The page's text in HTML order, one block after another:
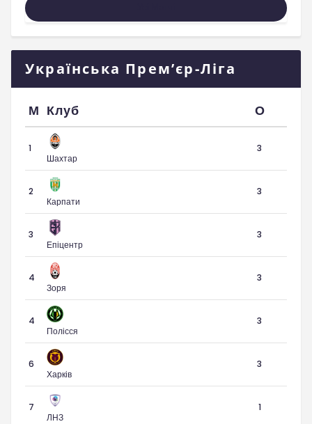
Українська Прем’єр-Ліга
М Клуб О
1
Шахтар
3
2
Карпати
3
3
Епіцентр
3
4
Зоря
3
4
Полісся
3
6
Харків
3
7
ЛНЗ
1